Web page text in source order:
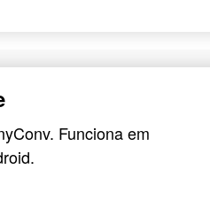
Funciona em